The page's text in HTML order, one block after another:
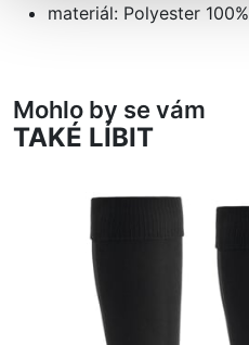
materiál: Polyester 100%
Mohlo by se vám
TAKÉ LÍBIT